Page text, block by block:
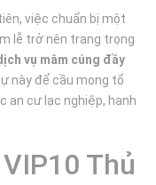
việc chuẩn bị một
lễ trở nên trang trọng
vụ mâm cúng đầy
này để cầu mong tổ
an cư lạc nghiệp, hanh
Thủ